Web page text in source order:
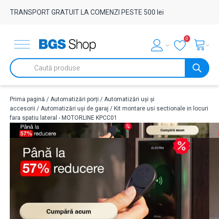
TRANSPORT GRATUIT LA COMENZI PESTE 500 lei
0
Products
search
Prima pagină / Automatizări porți / Automatizări uși și
accesorii / Automatizări uși de garaj / Kit montare usi sectionale in locuri
fara spatiu lateral - MOTORLINE KPCC01